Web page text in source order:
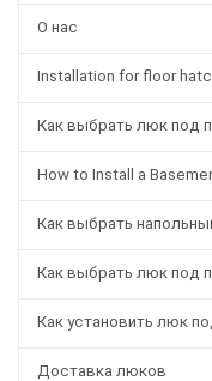
О нас
Installation for floor
Как выбрать люк под
How to Install a
Как выбрать
Как выбрать люк под
Как установить люк
Доставка люков